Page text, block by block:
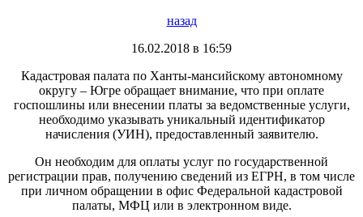
назад
16.02.2018 в 16:59
Кадастровая палата по Ханты-мансийскому автономному
округу – Югре обращает внимание, что при оплате
госпошлины или внесении платы за ведомственные услуги,
необходимо указывать уникальный идентификатор
начисления (УИН), предоставленный заявителю.
Он необходим для оплаты услуг по государственной
регистрации прав, получению сведений из ЕГРН, в том числе
при личном обращении в офис Федеральной кадастровой
палаты, МФЦ или в электронном виде.